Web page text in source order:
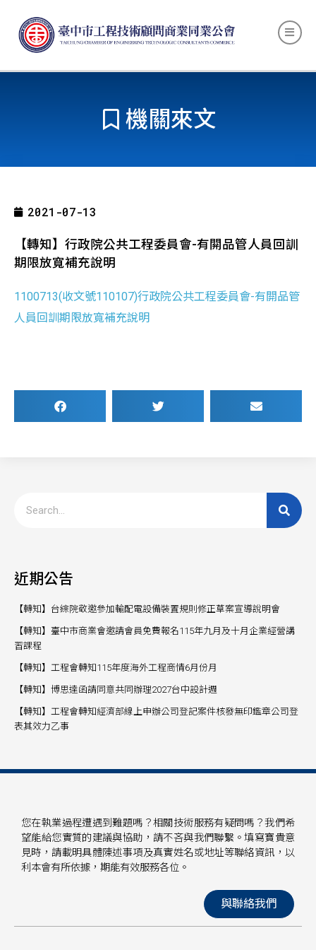
機關來文
2021-07-13
【轉知】行政院公共工程委員會-有閞品管人員回訓
期限放寬補充說明
1100713(收文號110107)行政院公共工程委員會-有閞品管
人員回訓期限放寬補充說明
近期公告
【轉知】台綜院敬邀參加輸配電設備裝置規則修正草案宣導說明會
【轉知】臺中市商業會邀請會員免費報名115年九月及十月企業經營講
習課程
【轉知】工程會轉知115年度海外工程商情6月份月
【轉知】博思達函請同意共同辦理2027台中設計週
【轉知】工程會轉知經濟部線上申辦公司登記案件核發無印鑑章公司登
表其效力乙事
您在執業過程遭遇到難題嗎？相關技術服務有疑問嗎？我們希
望能給您實質的建議與協助，請不吝與我們聯繫。填寫寶貴意
見時，請載明具體陳述事項及真實姓名或地址等聯絡資訊，以
利本會有所依據，期能有效服務各位。
與聯絡我們